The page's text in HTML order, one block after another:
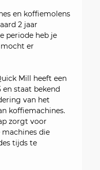
en koffiemolens
2 jaar
periode heb je
er
Mill heeft een
en staat bekend
van het
koffiemachines.
zorgt voor
die
tijds te